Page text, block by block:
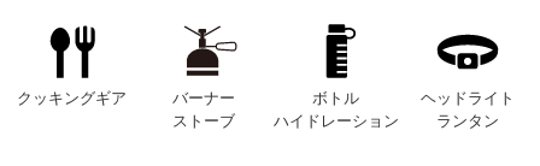
クッキングギア
バーナー
ストーブ
ボトル
ハイドレーション
ヘッドライト
ランタン